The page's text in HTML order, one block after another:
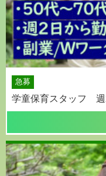
急募
学童保育スタッフ 週